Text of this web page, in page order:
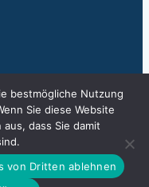
bestmögliche Nutzung
Sie diese Website
dass Sie damit
von Dritten ablehnen